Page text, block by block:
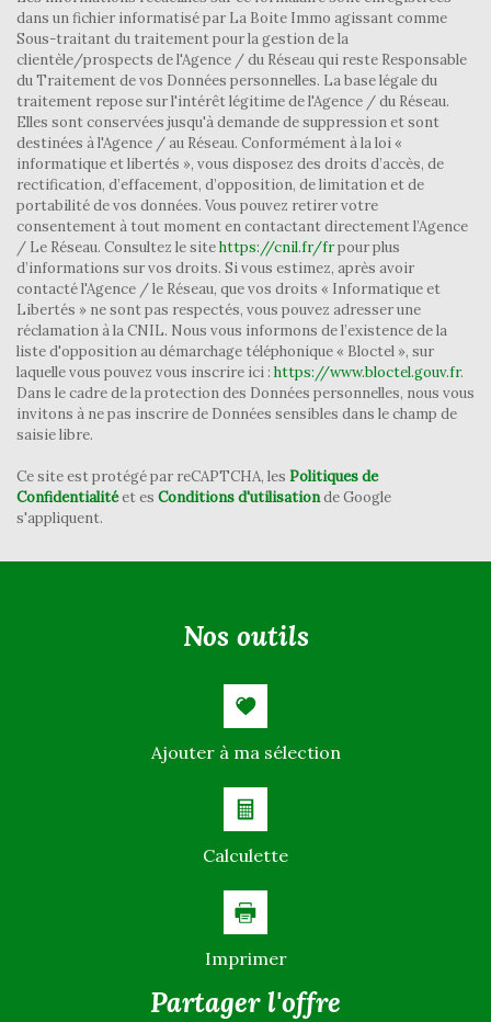
statistiques
Nombre d'habitants
11 023
Propriétaires (vs. locataires)
73,15 %
Taxe habitation
13,29 %
Taxe foncière
13,98 %
Habitants de moins de 25 ans
32,69 %
Habitants de 25 à 55 ans
42,50 %
Habitants de plus de 55 ans
24,81 %
Nombre d'enfants par famille
1,06
Familles sans enfant
42,40 %
Familles avec 1 ou 2 enfants
47,98 %
Maisons
Appartements
Familles avec 3 enfants
dans un fichier informatisé par La Boite Immo agissant comme
Sous-traitant du traitement pour la gestion de la
clientèle/prospects de l'Agence / du Réseau qui reste Responsable
du Traitement de vos Données personnelles. La base légale du
traitement repose sur l'intérêt légitime de l'Agence / du Réseau.
Elles sont conservées jusqu'à demande de suppression et sont
destinées à l'Agence / au Réseau. Conformément à la loi «
informatique et libertés », vous disposez des droits d’accès, de
rectification, d’effacement, d’opposition, de limitation et de
portabilité de vos données. Vous pouvez retirer votre
consentement à tout moment en contactant directement l’Agence
/ Le Réseau. Consultez le sitehttps://cnil.fr/frpour plus
d’informations sur vos droits. Si vous estimez, après avoir
contacté l'Agence / le Réseau, que vos droits « Informatique et
Libertés » ne sont pas respectés, vous pouvez adresser une
réclamation à la CNIL. Nous vous informons de l’existence de la
liste d'opposition au démarchage téléphonique « Bloctel », sur
laquelle vous pouvez vous inscrire ici : https://www.bloctel.gouv.fr.
Dans le cadre de la protection des Données personnelles, nous vous
invitons à ne pas inscrire de Données sensibles dans le champ de
saisie libre.
Ce site est protégé par reCAPTCHA, les Politiques de
Confidentialitéet es Conditions d'utilisationde Google
s'appliquent.
nos outils
Ajouter à ma sélection
Calculette
Imprimer
partager l'offre